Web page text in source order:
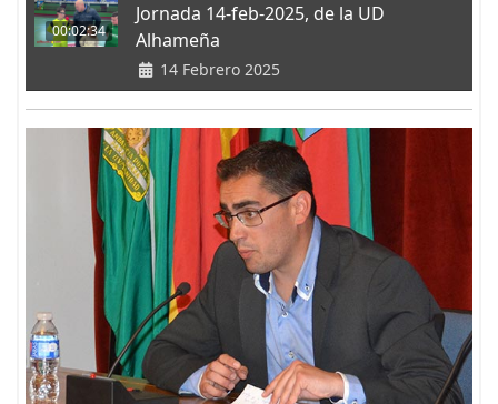
00:02:34
Jornada 14-feb-2025, de la UD
Alhameña
14 Febrero 2025